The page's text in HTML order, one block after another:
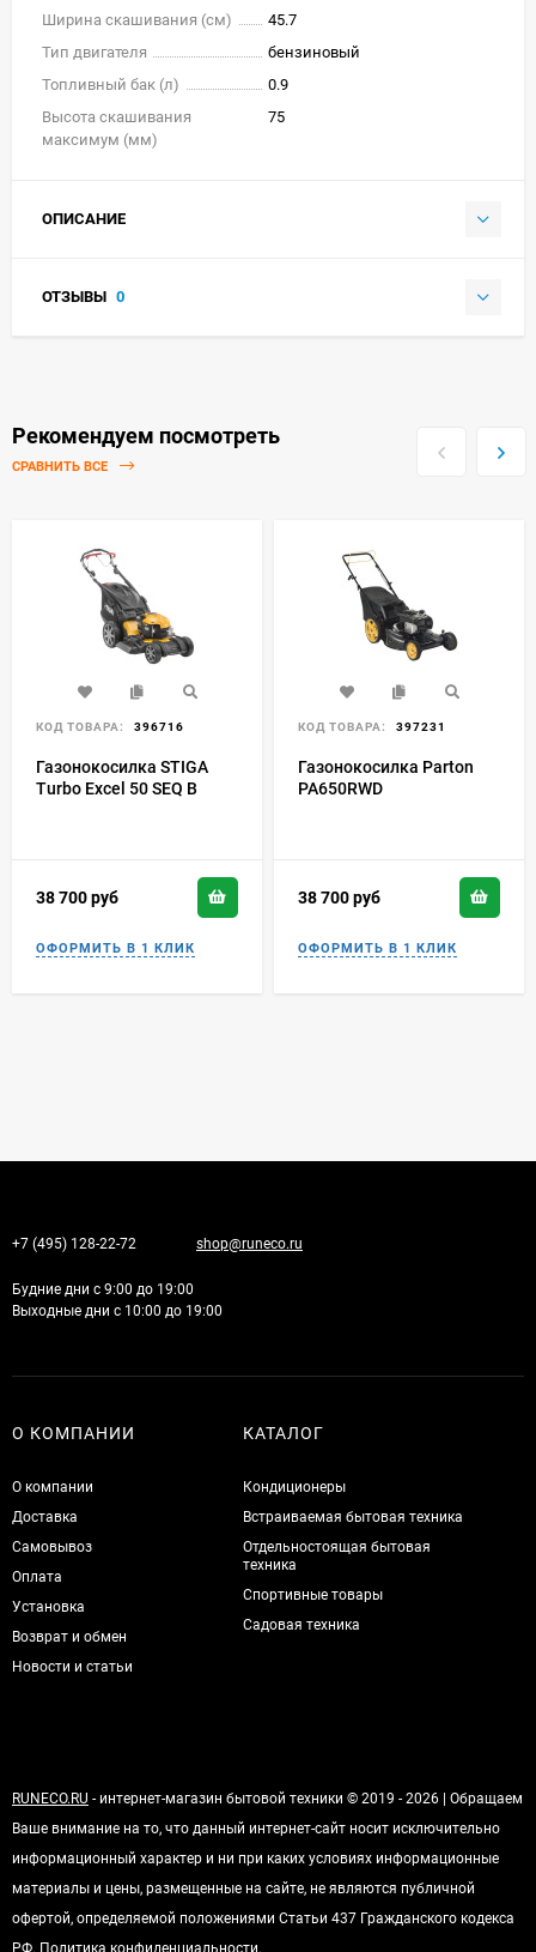
Ширина скашивания (см)
45.7
Тип двигателя
бензиновый
Топливный бак (л)
0.9
Высота скашивания
максимум (мм)
75
ОПИСАНИЕ
ОТЗЫВЫ 0
Рекомендуем посмотреть
СРАВНИТЬ ВСЕ
КОД ТОВАРА: 396716
Газонокосилка STIGA
Turbo Excel 50 SEQ B
38 700руб
КОД ТОВАРА: 397231
Газонокосилка Parton
PA650RWD
38 700руб
+7 (495) 128-22-72 shop@runeco.ru
Будние дни с 9:00 до 19:00
Выходные дни с 10:00 до 19:00
О КОМПАНИИ
О компании
Доставка
Самовывоз
Оплата
Установка
Возврат и обмен
Новости и статьи
КАТАЛОГ
Кондиционеры
Встраиваемая бытовая техника
Отдельностоящая бытовая
техника
Спортивные товары
Садовая техника
RUNECO.RU - интернет-магазин бытовой техники © 2019 - 2026 | Обращаем
Ваше внимание на то, что данный интернет-сайт носит исключительно
информационный характер и ни при каких условиях информационные
материалы и цены, размещенные на сайте, не являются публичной
офертой, определяемой положениями Статьи 437 Гражданского кодекса